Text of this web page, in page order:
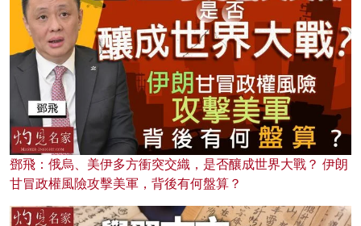
鄧飛：俄烏、美伊多方衝突交織，是否釀成世界大戰？ 伊朗
甘冒政權風險攻擊美軍，背後有何盤算？